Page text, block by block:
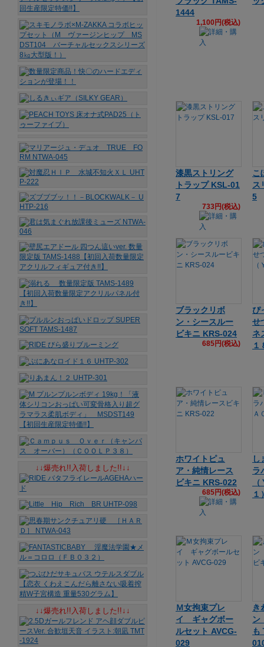
1444
1,100円(税込)
漆黒ストリング
トラップ KSL-01
7
733円(税込)
こ
ス
5
ブラックリボ
ン・シースルー
ビキニ KRS-024
685円(税込)
ぴ
せ
ネ
１
ホワイトピュ
ア・純情レース
ビキニ KRS-022
685円(税込)
し
ラ
１
Ｍ女拘束プレ
イ ギャグボー
ルセット AVCG-
029
き
も
↓↓爆売れ!!入荷しました!!↓↓
↓↓爆売れ!!入荷しました!!↓↓